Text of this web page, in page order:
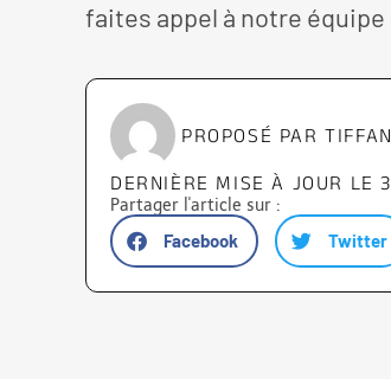
faites appel à notre
PROPOSÉ PAR
DERNIÈRE MISE À JOUR LE
Partager l'article sur :
Facebook Twitter